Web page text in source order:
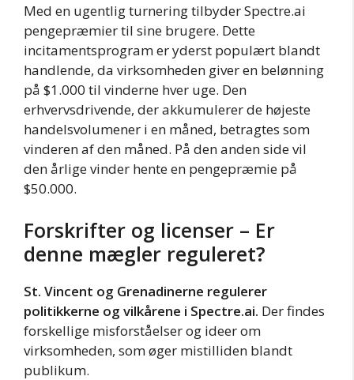
Med en ugentlig turnering tilbyder Spectre.ai
pengepræmier til sine brugere. Dette
incitamentsprogram er yderst populært blandt
handlende, da virksomheden giver en belønning
på $1.000 til vinderne hver uge. Den
erhvervsdrivende, der akkumulerer de højeste
handelsvolumener i en måned, betragtes som
vinderen af den måned. På den anden side vil
den årlige vinder hente en pengepræmie på
$50.000.
Forskrifter og licenser – Er
denne mægler reguleret?
St. Vincent og Grenadinerne regulerer
politikkerne og vilkårene i Spectre.ai. Der findes
forskellige misforståelser og ideer om
virksomheden, som øger mistilliden blandt
publikum.